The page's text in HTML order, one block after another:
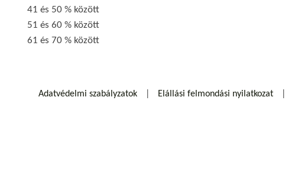
41 és 50 % között
51 és 60 % között
61 és 70 % között
Adatvédelmi szabályzatok Elállási felmondási nyilatkozat